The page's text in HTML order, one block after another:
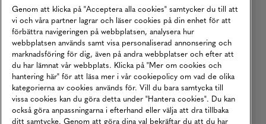
Köpvillkor
Karriär
Vårt Ansvar
Våra Tjänster
Press
Studentrabatt
B2B
Genom att klicka på "Acceptera alla cookies" samtycker du till att
vi och våra partner lagrar och läser cookies på din enhet för att
förbättra navigeringen på webbplatsen, analysera hur
webbplatsen används samt visa personaliserad annonsering och
marknadsföring för dig, även på andra webbplatser och efter att
du har lämnat vår webbplats. Klicka på "Mer om cookies och
hantering här" för att läsa mer i vår cookiepolicy om vad de olika
kategorierna av cookies används för. Vill du bara samtycka till
vissa cookies kan du göra detta under "Hantera cookies". Du kan
också göra anpassningarna i efterhand eller välja att dra tillbaka
ditt samtycke. Genom att göra dina val bekräftar du att du har